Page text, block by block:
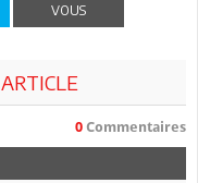
VOUS
0 Commentaires